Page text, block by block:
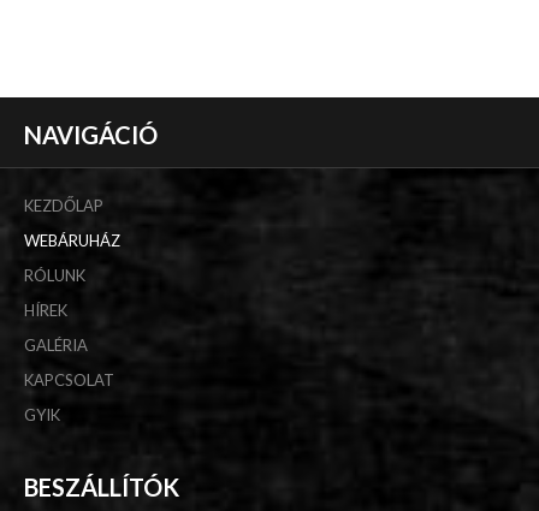
NAVIGÁCIÓ
KEZDŐLAP
WEBÁRUHÁZ
RÓLUNK
HÍREK
GALÉRIA
KAPCSOLAT
GYIK
BESZÁLLÍTÓK